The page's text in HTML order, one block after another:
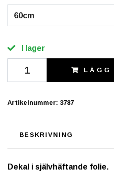
60cm
I lager
Artikelnummer: 3787
BESKRIVNING
Dekal i självhäftande folie.